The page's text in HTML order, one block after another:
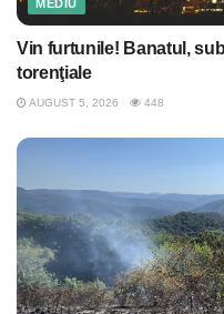
MEDIU
Vin furtunile! Banatul,
torenţiale
AUGUST 5, 2026 448